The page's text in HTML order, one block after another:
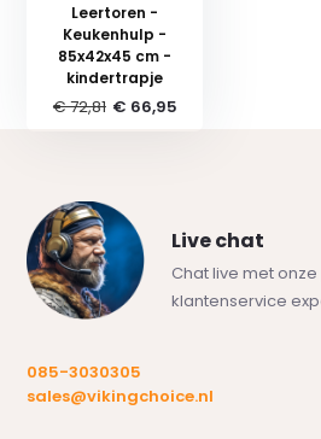
Leertoren -
Keukenhulp -
85x42x45 cm -
kindertrapje
€ 72,81 € 66,95
Live chat
Chat live met
klantenservice
085-3030305
sales@vikingchoice.nl